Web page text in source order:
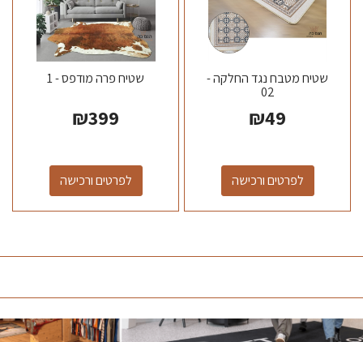
שטיח מטבח נגד החלקה -
02
₪49
לפרטים ורכישה
שטיח פרה מודפס - 1
₪399
לפרטים ורכישה